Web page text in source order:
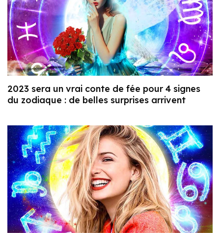
2023 sera un vrai conte de fée pour 4 signes
du zodiaque : de belles surprises arrivent